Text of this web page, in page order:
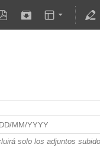
solo los adjuntos